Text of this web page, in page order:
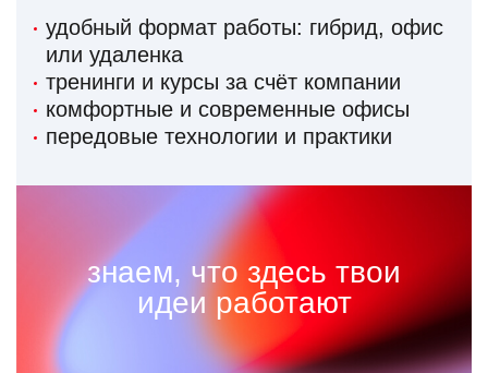
удобный формат работы: гибрид, офис
или удаленка
тренинги и курсы за счёт компании
комфортные и современные офисы
передовые технологии и практики
знаем, что здесь твои
идеи работают